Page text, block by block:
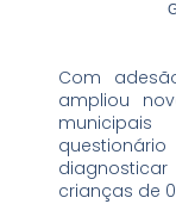
Com
ampliou
crianças de